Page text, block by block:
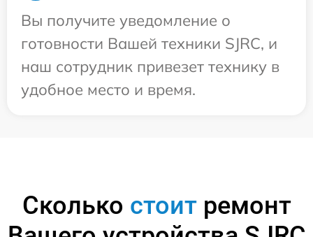
Вы получите уведомление о
готовности Вашей техники SJRC, и
наш сотрудник привезет технику в
удобное место и время.
Сколько стоитремонт